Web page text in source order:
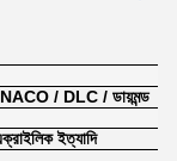
/ DLC / ডায়মন্ড
ইত্যাদি